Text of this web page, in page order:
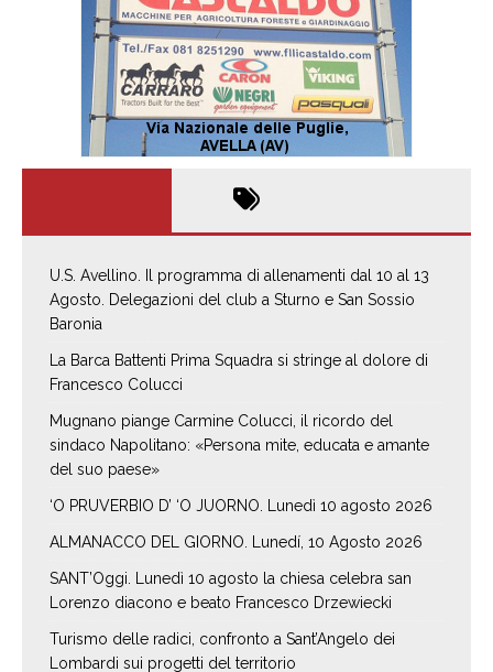
U.S. Avellino. Il programma di allenamenti dal 10 al 13
Agosto. Delegazioni del club a Sturno e San Sossio
Baronia
La Barca Battenti Prima Squadra si stringe al dolore di
Francesco Colucci
Mugnano piange Carmine Colucci, il ricordo del
sindaco Napolitano: «Persona mite, educata e amante
del suo paese»
‘O PRUVERBIO D’ ‘O JUORNO. Lunedì 10 agosto 2026
ALMANACCO DEL GIORNO. Lunedí, 10 Agosto 2026
SANT’Oggi. Lunedì 10 agosto la chiesa celebra san
Lorenzo diacono e beato Francesco Drzewiecki
Turismo delle radici, confronto a Sant’Angelo dei
Lombardi sui progetti del territorio